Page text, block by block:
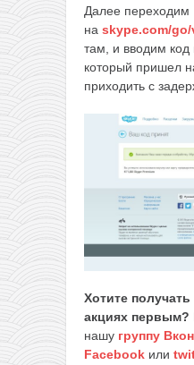
Далее переходим
на skype.com/
там, и вводим код
который пришел
приходить с
Хотите
акциях первым?
нашу группу
Facebook или